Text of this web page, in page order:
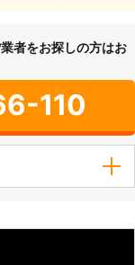
者をお探しの方はお
110